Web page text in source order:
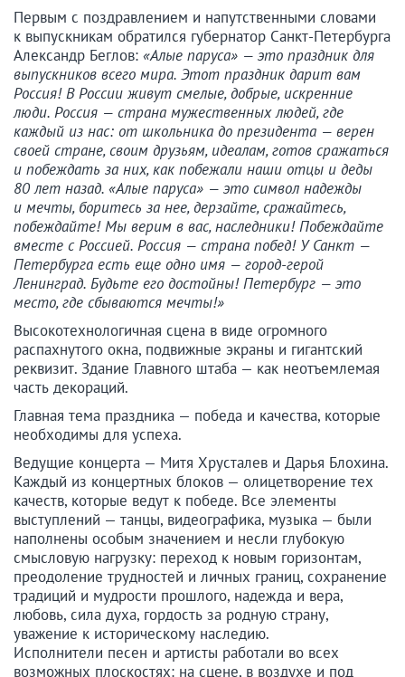
Первым с поздравлением и напутственными словами
к выпускникам обратился губернатор Санкт-Петербурга
Александр Беглов: «Алые паруса» — это праздник для
выпускников всего мира. Этот праздник дарит вам
Россия! В России живут смелые, добрые, искренние
люди. Россия — страна мужественных людей, где
каждый из нас: от школьника до президента — верен
своей стране, своим друзьям, идеалам, готов сражаться
и побеждать за них, как побежали наши отцы и деды
80 лет назад. «Алые паруса» — это символ надежды
и мечты, боритесь за нее, дерзайте, сражайтесь,
побеждайте! Мы верим в вас, наследники! Побеждайте
вместе с Россией. Россия — страна побед! У Санкт —
Петербурга есть еще одно имя — город-герой
Ленинград. Будьте его достойны! Петербург — это
место, где сбываются мечты!»
Высокотехнологичная сцена в виде огромного
распахнутого окна, подвижные экраны и гигантский
реквизит. Здание Главного штаба — как неотъемлемая
часть декораций.
Главная тема праздника — победа и качества, которые
необходимы для успеха.
Ведущие концерта — Митя Хрусталев и Дарья Блохина.
Каждый из концертных блоков — олицетворение тех
качеств, которые ведут к победе. Все элементы
выступлений — танцы, видеографика, музыка — были
наполнены особым значением и несли глубокую
смысловую нагрузку: переход к новым горизонтам,
преодоление трудностей и личных границ, сохранение
традиций и мудрости прошлого, надежда и вера,
любовь, сила духа, гордость за родную страну,
уважение к историческому наследию.
Исполнители песен и артисты работали во всех
возможных плоскостях: на сцене, в воздухе и под